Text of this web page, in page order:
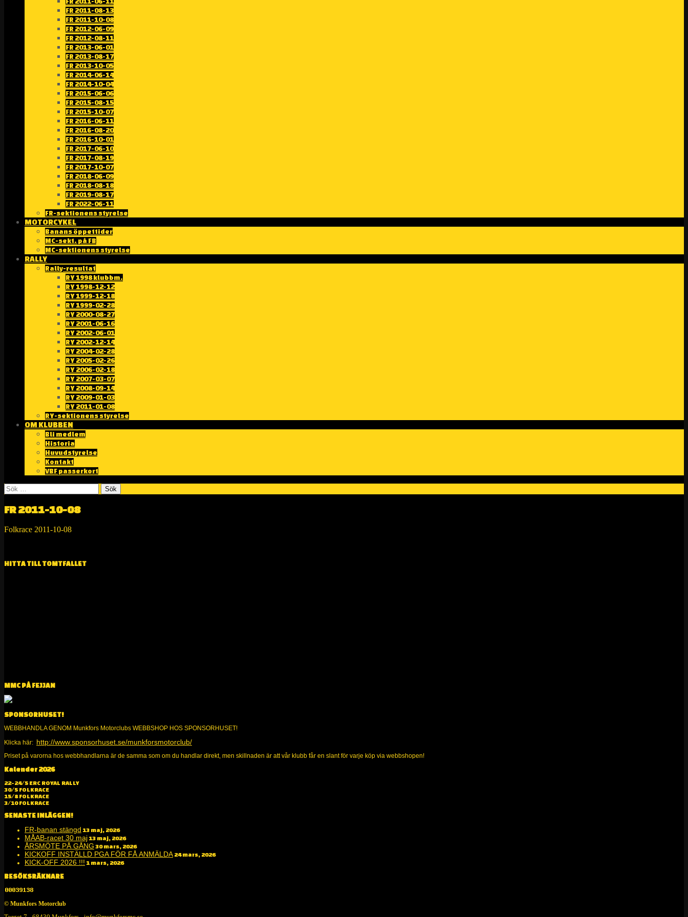
FR 2011-08-13
FR 2011-10-08
FR 2012-06-09
FR 2012-08-11
FR 2013-06-01
FR 2013-08-17
FR 2013-10-05
FR 2014-06-14
FR 2014-10-04
FR 2015-06-06
FR 2015-08-15
FR 2015-10-07
FR 2016-06-11
FR 2016-08-20
FR 2016-10-01
FR 2017-06-10
FR 2017-08-19
FR 2017-10-07
FR 2018-06-09
FR 2018-08-18
FR 2019-08-17
FR 2022-06-11
FR-sektionens styrelse
MOTORCYKEL
Banans öppettider
MC-sekt. på FB
MC-sektionens styrelse
RALLY
Rally-resultat
RY 1998 klubbm.
RY 1998-12-12
RY 1999-12-18
RY 1999-02-28
RY 2000-08-27
RY 2001-06-16
RY 2002-06-01
RY 2002-12-14
RY 2004-02-28
RY 2005-02-26
RY 2006-02-18
RY 2007-03-07
RY 2008-09-14
RY 2009-01-03
RY 2011-01-08
RY-sektionens styrelse
OM KLUBBEN
Bli medlem
Historia
Huvudstyrelse
Kontakt
VBF passerkort
Sök
efter:
FR 2011-10-08
Folkrace 2011-10-08
HITTA TILL TOMTFALLET
MMC PÅ FEJJAN
SPONSORHUSET!
WEBBHANDLA GENOM Munkfors Motorclubs WEBBSHOP HOS SPONSORHUSET!
Klicka här: http://www.sponsorhuset.se/munkforsmotorclub/
Priset på varorna hos webbhandlarna är de samma som om du handlar direkt, men skillnaden är att vår klubb får en slant för varje köp via webbshopen!
Alltid kul på två och fyra hjul!
Kalender 2026
22-24/5 ERC ROYAL RALLY
30/5 FOLKRACE
15/8 FOLKRACE
3/10 FOLKRACE
SENASTE INLÄGGEN!
FR-banan stängd 13 maj, 2026
MÅAB-racet 30 maj 13 maj, 2026
ÅRSMÖTE PÅ GÅNG 30 mars, 2026
KICKOFF INSTÄLLD PGA FÖR FÅ ANMÄLDA 24 mars, 2026
KICK-OFF 2026 !!! 1 mars, 2026
BESÖKSRÄKNARE
© Munkfors Motorclub